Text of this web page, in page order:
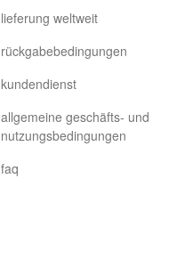
lieferung weltweit
rückgabebedingungen
kundendienst
allgemeine geschäfts- und
nutzungsbedingungen
faq